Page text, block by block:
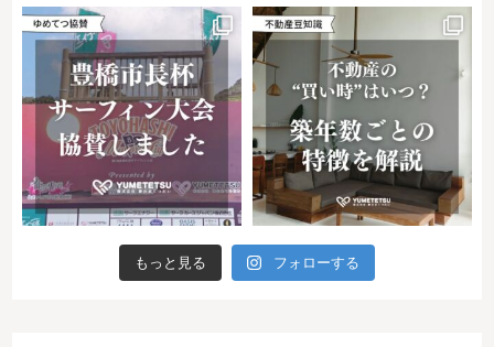
もっと見る フォローする